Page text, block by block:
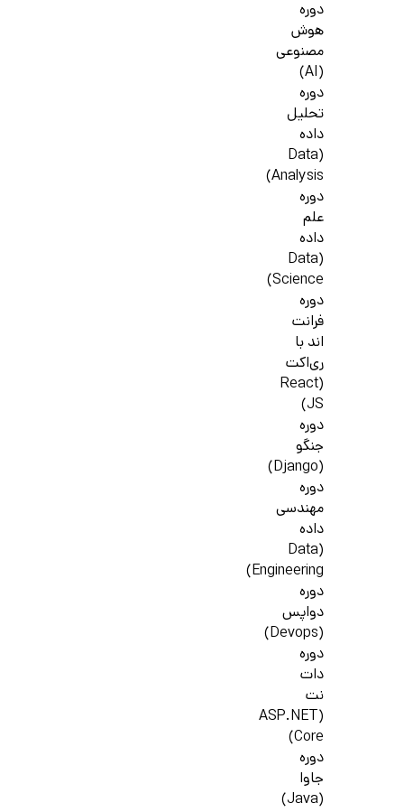
دوره
هوش
مصنوعی
(AI)
دوره
تحلیل
داده
(Data
Analysis)
دوره
علم
داده
(Data
Science)
دوره
فرانت
اند با
ری‌اکت
(React
JS)
دوره
جنگو
(Django)
دوره
مهندسی
داده
(Data
Engineering)
دوره
دواپس
(Devops)
دوره
دات
نت
(ASP.NET
Core)
دوره
جاوا
(Java)